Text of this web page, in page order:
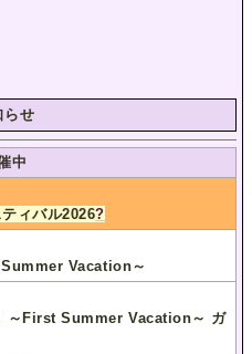
らせ
中
ィバル2026?
Vacation～
～First Summer Vacation～ ガ